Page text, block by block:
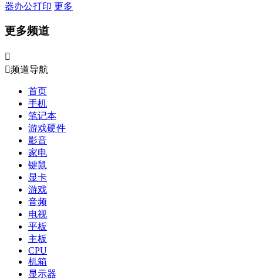
器办公打印 更多
更多频道

频道导航
首页
手机
笔记本
游戏硬件
影音
家电
键鼠
显卡
游戏
音频
电视
平板
主板
CPU
机箱
显示器